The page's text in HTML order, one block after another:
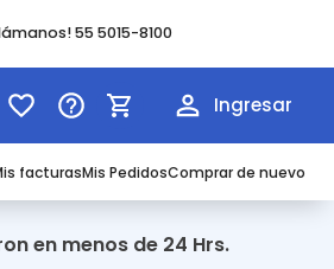
55 5015-8100
Ingresar
facturasMis PedidosComprar de nuevo
en menos de 24 Hrs.